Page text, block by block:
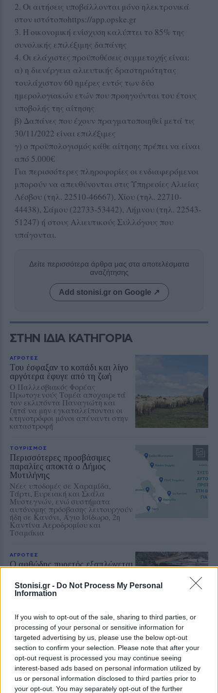
Stonisi.gr - Do Not Process My Personal
Information
If you wish to opt-out of the sale, sharing to third parties, or
processing of your personal or sensitive information for
targeted advertising by us, please use the below opt-out
section to confirm your selection. Please note that after your
opt-out request is processed you may continue seeing
interest-based ads based on personal information utilized by
us or personal information disclosed to third parties prior to
your opt-out. You may separately opt-out of the further
2. Οι αιτήσεις υποβάλλονται μόνο ηλεκτρονικά
στον ιστότοποhttps://app.opske.gr
3. Η οικονομική ενίσχυση καλύπτει το 85% της
συνολικής επιλέξιμης δαπάνης
4. Οι ελάχιστες προϋποθέσεις συμμετοχής είναι:
α) η διενέργεια αλιευτικής δραστηριότητας
τουλάχιστον 60 ημέρες εντός των δύο
ημερολογιακών ετών που προηγούνται του έτους
υποβολής της αίτησης
β) Δαπάνες που έχουν πραγματοποιηθεί μετά τις
30/11/2022 είναι επιλέξιμες
γ) ο προϋπολογισμός κάθε αίτησης πρέπει να είναι
από 5.000€
Για περισσότερες πληροφορίες οι ενδιαφερόμενοι
μπορούν να απευθύνονται στις Υπηρεσίες Αλιείας
Λέσβου (τηλ. 22510-46667), Χίου (τηλ. 22710-
44438), Σάμου (22733-53442), Λήμνου (τηλ. 22543-
51247) ή στους Αλιευτικούς Συλλόγους που
υπάγονται.
Δείτε περισσότερα άρθρα μας στα αποτελέσματα
αναζήτησης
Add stonisi.gr on Google ↗
ΣΤΗΝ ΙΔΙΑ ΚΑΤΗΓΟΡΙΑ
ΑΓΡΟΤΕΣ
Του έσφαξαν το κοπάδι και λίγο
αργότερα έφυγε από τη ζωή
Ο Παλλεσβιακός Φορέας
Πρωτογενούς Τομέα αποχαιρετά
τον εκλιπόντα Παναγιώτη και
ζητά να μην εγκαταλείπονται οι
κτηνοτρόφοι μόνοι απέναντι στην
καταστροφή
ΤΟΥΡΙΣΜΟΣ
Περισσότερες προσβάσιμες
παραλίες αποκτά ο Δήμος
Μυτιλήνης
Νέες υποδομές σε Χαραμίδα,
Τάρτι, Ευρειακή και Σκάλα
Μυστεγνών, ενώ συστήματα
αυτόνομης πρόσβασης λειτουργούν
ήδη σε Κανόνι, Άγιο Ισίδωρο, 2η
Καντίνα Αεροδρομίου και
Τσαμάκια
ΑΓΡΟΤΕΣ
Ο αφθώδης πυρετός εξαπλώνεται
Νέα κρούσματα σε Στύψη και
κοντά στον Μόλυβο, ενώ η
προσωρινή αποχώρηση κτηνιάτρων
την αντιμετώπιση της νόσου
ΕΛΛΑΔΑ
Τρέχει η διαδικασία των
αιτήσεων στο πρόγραμμα
«Τουρισμός για Όλους»
Δείτε εδώ όλες τις κρίσιμες
ημερομηνίες για την κατάθεση των